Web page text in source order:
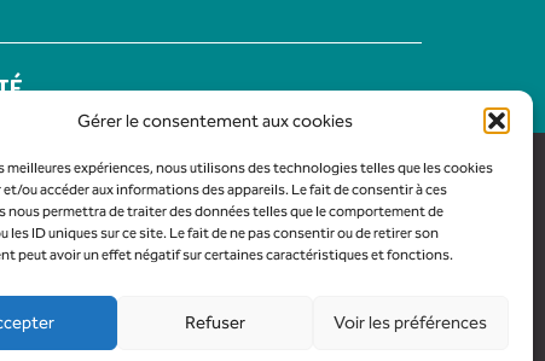
Gérer le consentement aux cookies
meilleures expériences, nous utilisons des technologies telles que les cookies
ou accéder aux informations des appareils. Le fait de consentir à ces
nous permettra de traiter des données telles que le comportement de
les ID uniques sur ce site. Le fait de ne pas consentir ou de retirer son
peut avoir un effet négatif sur certaines caractéristiques et fonctions.
Refuser Voir les préférences